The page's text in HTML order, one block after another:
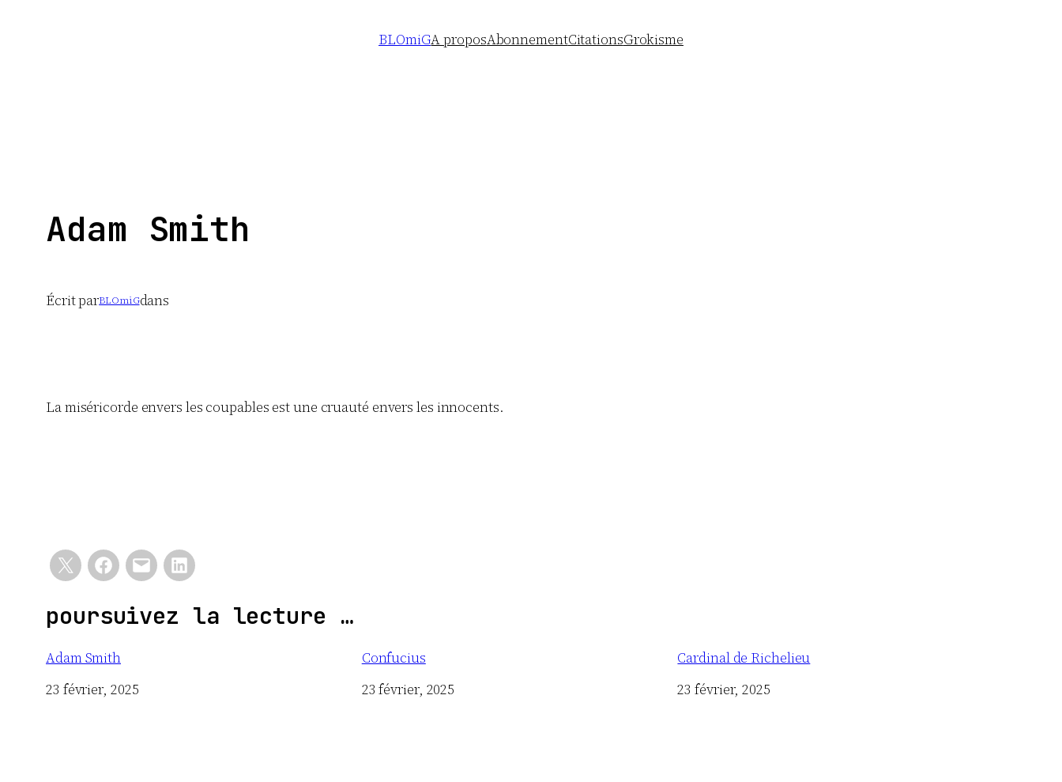
BLOmiGA proposAbonnementCitationsGrokisme
Adam Smith
Écrit parBLOmiGdans
La miséricorde envers les coupables est une cruauté envers les innocents.
poursuivez la lecture …
Adam Smith
Date
23 février, 2025
Confucius
Date
23 février, 2025
Cardinal de Richelieu
Date
23 février, 2025